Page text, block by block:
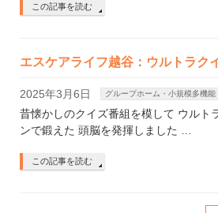
この記事を読む
エスケアライフ越谷：ウルトラク
2025年3月6日 グループホーム・小規模多機能
昔懐かしのクイズ番組を模して ウルト
ンで鍛えた 頭脳を発揮しました …
この記事を読む